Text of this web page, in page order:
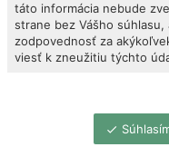
táto informácia nebude
strane bez Vášho súhlasu,
zodpovednosť za
viesť k zneužitiu týchto